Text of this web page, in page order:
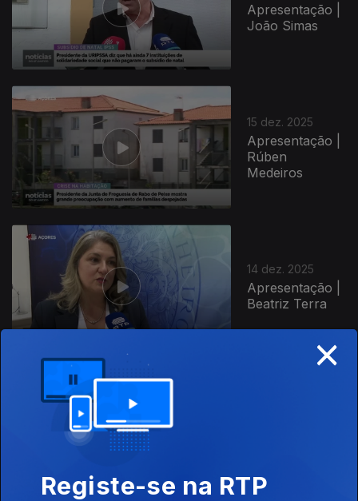
Apresentação |
João Simas
15 dez. 2025
Apresentação |
Rúben
Medeiros
14 dez. 2025
Apresentação |
Beatriz Terra
×
Registe-se na RTP